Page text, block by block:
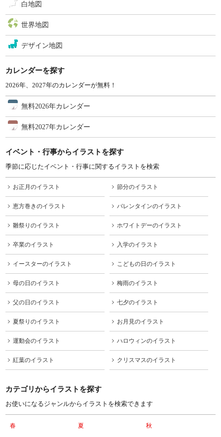
白地図
世界地図
デザイン地図
カレンダーを探す
2026年、2027年のカレンダーが無料！
無料2026年カレンダー
無料2027年カレンダー
イベント・行事からイラストを探す
季節に応じたイベント・行事に関するイラストを検索
お正月のイラスト 節分のイラスト
恵方巻きのイラスト バレンタインのイラスト
雛祭りのイラスト ホワイトデーのイラスト
卒業のイラスト 入学のイラスト
イースターのイラスト こどもの日のイラスト
母の日のイラスト 梅雨のイラスト
父の日のイラスト 七夕のイラスト
夏祭りのイラスト お月見のイラスト
運動会のイラスト ハロウィンのイラスト
紅葉のイラスト クリスマスのイラスト
カテゴリからイラストを探す
お使いになるジャンルからイラストを検索できます
春 夏 秋